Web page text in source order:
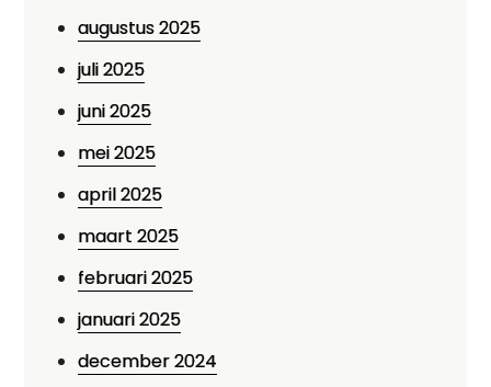
augustus 2025
juli 2025
juni 2025
mei 2025
april 2025
maart 2025
februari 2025
januari 2025
december 2024